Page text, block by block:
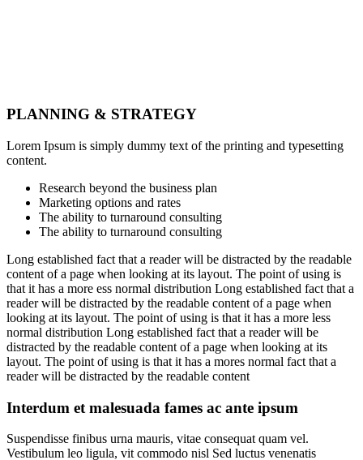
PLANNING & STRATEGY
Lorem Ipsum is simply dummy text of the printing and typesetting
content.
Research beyond the business plan
Marketing options and rates
The ability to turnaround consulting
The ability to turnaround consulting
Long established fact that a reader will be distracted by the readable
content of a page when looking at its layout. The point of using is
that it has a more ess normal distribution Long established fact that a
reader will be distracted by the readable content of a page when
looking at its layout. The point of using is that it has a more less
normal distribution Long established fact that a reader will be
distracted by the readable content of a page when looking at its
layout. The point of using is that it has a mores normal fact that a
reader will be distracted by the readable content
Interdum et malesuada fames ac ante ipsum
Suspendisse finibus urna mauris, vitae consequat quam vel.
Vestibulum leo ligula, vit commodo nisl Sed luctus venenatis